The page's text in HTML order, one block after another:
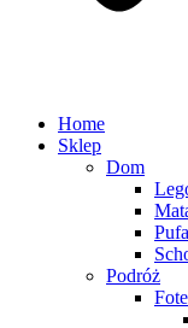
Home
Sklep
Dom
Podróż